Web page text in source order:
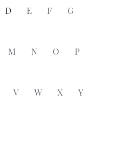
D E F G
M N O P
V W X Y